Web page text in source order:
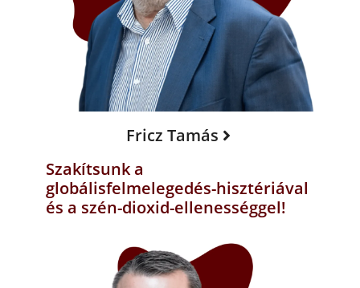
Fricz Tamás
Szakítsunk a
globálisfelmelegedés-hisztériával
és a szén-dioxid-ellenességgel!